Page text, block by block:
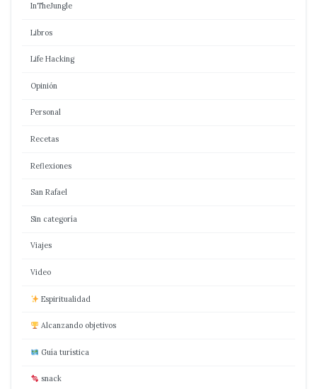
InTheJungle
Libros
Life Hacking
Opinión
Personal
Recetas
Reflexiones
San Rafael
Sin categoría
Viajes
Video
Espiritualidad
Alcanzando objetivos
Guía turística
snack